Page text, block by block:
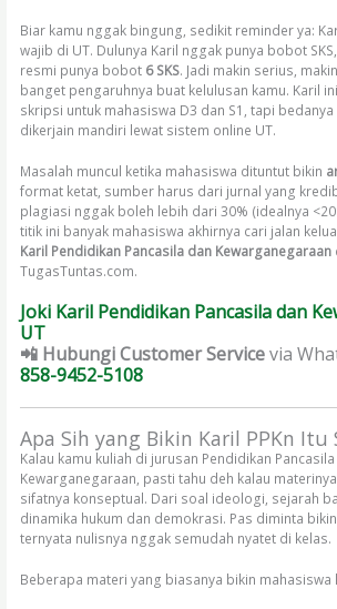
Biar kamu nggak bingung, sedikit reminder ya:
wajib di UT. Dulunya Karil nggak punya bobot
resmi punya bobot 6 SKS. Jadi makin serius,
banget pengaruhnya buat kelulusan kamu. Karil
skripsi untuk mahasiswa D3 dan S1, tapi
dikerjain mandiri lewat sistem online UT.
Masalah muncul ketika mahasiswa dituntut bikin
format ketat, sumber harus dari jurnal yang
plagiasi nggak boleh lebih dari 30% (idealnya
titik ini banyak mahasiswa akhirnya cari jalan
Karil Pendidikan Pancasila dan Kewarganegaraan
TugasTuntas.com.
Joki Karil Pendidikan Pancasila dan
UT
📲 Hubungi Customer Servicevia
858-9452-5108
Apa Sih yang Bikin Karil PPKn Itu
Kalau kamu kuliah di jurusan Pendidikan
Kewarganegaraan, pasti tahu deh kalau
sifatnya konseptual. Dari soal ideologi, sejarah
dinamika hukum dan demokrasi. Pas diminta
ternyata nulisnya nggak semudah nyatet di kelas.
Beberapa materi yang biasanya bikin mahasiswa